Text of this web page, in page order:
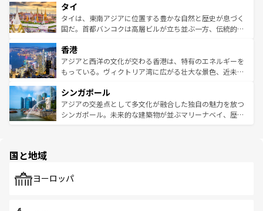
リティに包まれながら、韓国の多彩な魅力を心ゆくまで味
わってみてほしい。 なお、新着の韓国情報はコンテンツ一
覧を参照してほしい。
急速な発展と共に伝統が息づく。ハノイの古い町並みやホ
ーチミン市のフランス統治時代の建物も、独特の雰囲気を
醸し出している。また、バラエティの豊かさとおいしさで
とつ。フォーやバインミー、ベトナムコーヒーなどは、ぜ
ひ現地で味わいたい。どの地域を訪れてもあたたかい人々
が旅行者を迎えてくれるので、きっと忘れられない旅にな
参照してほしい。
タイ
タイは、東南アジアに位置する豊かな自然と歴史が息づく
国だ。首都バンコクは高層ビルが立ち並ぶ一方、伝統的な
の活気が交差している。北部ではチェンマイなどの山岳地
帯で自然と触れ合い、南部ではプーケットやクラビの美し
いビーチでリゾート気分を楽しむことができる。タイ料理
激する。気候は一年中温暖で、どの季節にも異なる楽しみ
が待っている。親しみやすいタイの人々、仏教を中心とし
た文化、そして多様な観光資源が、訪れる旅人を魅了し続
香港
アジアと西洋の文化が交わる香港は、特有のエネルギーを
もっている。ヴィクトリア湾に広がる壮大な景色、近未来
み、どこを訪れても感動するはず。観光スポットが密集し
ており、効率よく見どころを回れるのも魅力。息をのむよ
うな絶景から文化的な体験まで、香港を存分に楽しみ尽く
シンガポール
アジアの交差点として多文化が融合した独自の魅力を放つ
シンガポール。未来的な建築物が並ぶマリーナベイ、歴史
で、ホーカーズは地元の風情を楽しめる外せないスポット
国と地域
ヨーロッパ